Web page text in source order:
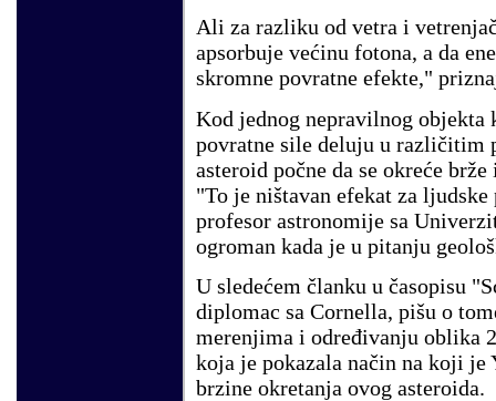
Ali za razliku od vetra i
apsorbuje većinu fotona, a da
skromne povratne efekte,"
Kod jednog nepravilnog objekta
povratne sile deluju u različitim
asteroid počne da se okreće
"To je ništavan efekat za
profesor astronomije sa
ogroman kada je u pitanju
U sledećem članku u časopisu
diplomac sa Cornella, pišu o
merenjima i određivanju oblika
koja je pokazala način na koji je
brzine okretanja ovog asteroida.